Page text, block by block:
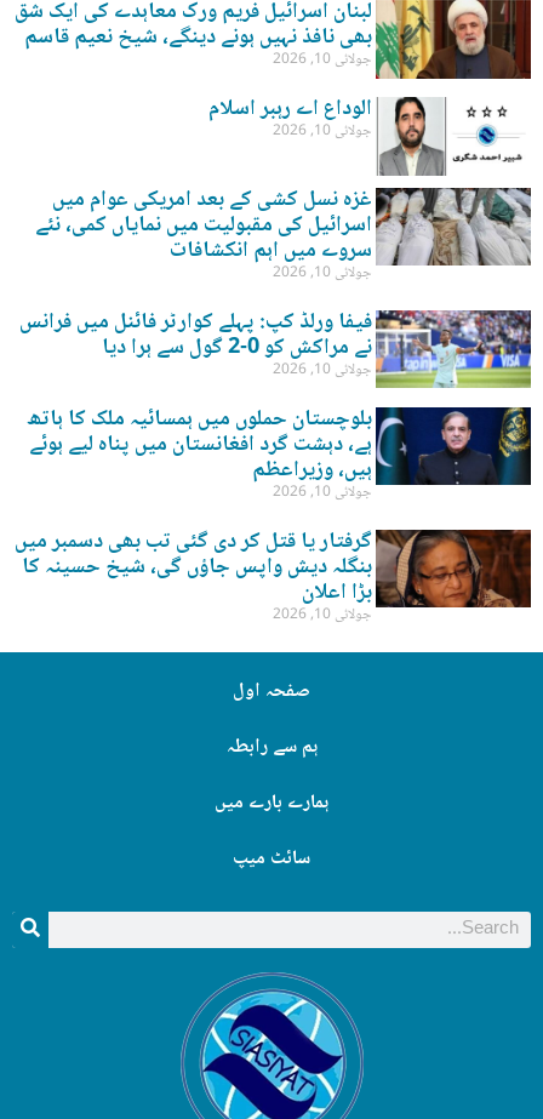
لبنان اسرائیل فریم ورک معاہدے کی ایک شق
بھی نافذ نہیں ہونے دینگے، شیخ نعیم قاسم
جولائی 10, 2026
الوداع اے رہبر اسلام
جولائی 10, 2026
غزہ نسل کشی کے بعد امریکی عوام میں
اسرائیل کی مقبولیت میں نمایاں کمی، نئے
سروے میں اہم انکشافات
جولائی 10, 2026
فیفا ورلڈ کپ: پہلے کوارٹر فائنل میں فرانس
نے مراکش کو 0-2 گول سے ہرا دیا
جولائی 10, 2026
بلوچستان حملوں میں ہمسائیہ ملک کا ہاتھ
ہے، دہشت گرد افغانستان میں پناہ لیے ہوئے
ہیں، وزیراعظم
جولائی 10, 2026
گرفتار یا قتل کر دی گئی تب بھی دسمبر میں
بنگلہ دیش واپس جاؤں گی، شیخ حسینہ کا
بڑا اعلان
جولائی 10, 2026
صفحہ اول
ہم سے رابطہ
ہمارے بارے میں
سائٹ میپ